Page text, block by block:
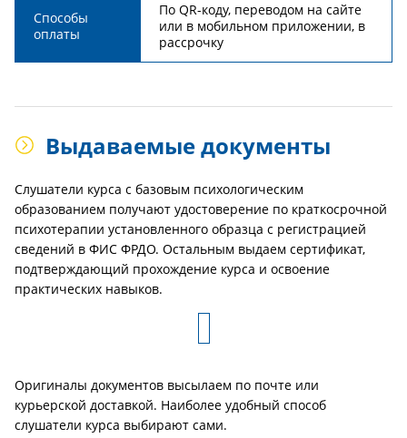
Способы
оплаты
По QR-коду, переводом на сайте
или в мобильном приложении, в
рассрочку
Выдаваемые документы
Слушатели курса с базовым психологическим
образованием получают удостоверение по краткосрочной
психотерапии установленного образца с регистрацией
сведений в ФИС ФРДО. Остальным выдаем сертификат,
подтверждающий прохождение курса и освоение
практических навыков.
Оригиналы документов высылаем по почте или
курьерской доставкой. Наиболее удобный способ
слушатели курса выбирают сами.